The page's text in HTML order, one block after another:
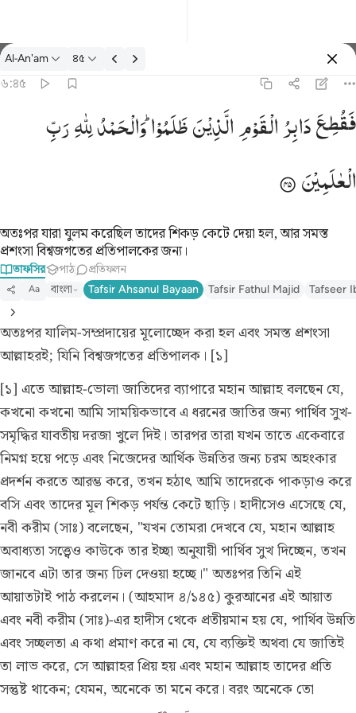
তাফসির: Al-An'am ৬:৪৫
Al-An'am ৪৫
৬:৪৫
فقطع دابر القوم الذين ظلموا والحمد لله رب العالمين ٤٥
ٱلْقَوْمِ ٱلَّذِينَ ظَلَمُوا۟ ۚ وَٱلْحَمْدُ لِلَّهِ رَبِّ ٱلْعَـٰلَمِينَ ٤٥فَقُطِعَدَابِرُالْقَوْمِالَّذِیْنَظَلَمُوْا ؕوَالْحَمْدُلِلّٰهِرَبِّ
الْعٰلَمِیْنَ
অতঃপর যারা যুলম করেছিল তাদের শিকড় কেটে দেয়া হল, আর সমস্ত
প্রশংসা বিশ্বজগতের প্রতিপালকের জন্য।
তাফসির পাঠ প্রতিফলন
Aa বাংলা Tafsir Ahsanul Bayaan Tafsir Fathul Majid Tafseer
অতঃপর যালিম-সম্প্রদায়ের মূলোচ্ছেদ করা হল এবং সমস্ত প্রশংসা
আল্লাহরই; যিনি বিশ্বজগতের প্রতিপালক। [১]
[১] এতে আল্লাহ-ভোলা জাতিদের ব্যাপারে মহান আল্লাহ বলছেন যে,
কখনো কখনো আমি সাময়িকভাবে এ ধরনের জাতির জন্য পার্থিব সুখ-
সমৃদ্ধির যাবতীয় দরজা খুলে দিই। তারপর তারা যখন তাতে একেবারে
নিমগ্ন হয়ে পড়ে এবং নিজেদের আর্থিক উন্নতির জন্য চরম অহংকার
প্রদর্শন করতে আরম্ভ করে, তখন হঠাৎ আমি তাদেরকে পাকড়াও করে
বসি এবং তাদের মূল শিকড় পর্যন্ত কেটে ছাড়ি। হাদীসেও এসেছে যে,
নবী করীম (সাঃ) বলেছেন, "যখন তোমরা দেখবে যে, মহান আল্লাহ
অবাধ্যতা সত্ত্বেও কাউকে তার ইচ্ছা অনুযায়ী পার্থিব সুখ দিচ্ছেন, তখন
জানবে এটা তার জন্য ঢিল দেওয়া হচ্ছে।" অতঃপর তিনি এই
আয়াতটাই পাঠ করলেন। (আহমাদ ৪/১৪৫)কুরআনের এই আয়াত
এবং নবী করীম (সাঃ)-এর হাদীস থেকে প্রতীয়মান হয় যে, পার্থিব উন্নতি
এবং সচ্ছলতা এ কথা প্রমাণ করে না যে, যে ব্যক্তিই অথবা যে জাতিই
তা লাভ করে, সে আল্লাহর প্রিয় হয় এবং মহান আল্লাহ তাদের প্রতি
সন্তুষ্ট থাকেন; যেমন, অনেকে তা মনে করে। বরং অনেকে তো